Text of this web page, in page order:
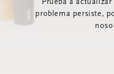
Prueba a
problema persiste,